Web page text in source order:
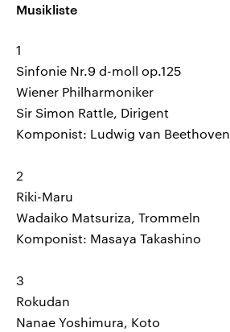
Musikliste
1
Sinfonie Nr.9 d-moll op.125
Wiener Philharmoniker
Sir Simon Rattle, Dirigent
Komponist: Ludwig van Beethoven
2
Riki-Maru
Wadaiko Matsuriza, Trommeln
Komponist: Masaya Takashino
3
Rokudan
Nanae Yoshimura, Koto